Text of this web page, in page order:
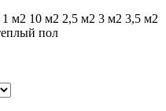
м2 10 м2 2,5 м2 3 м2 3,5 м2
пол